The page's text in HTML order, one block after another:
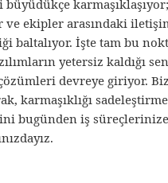
büyüdükçe
ve ekipler arasındaki
baltalıyor. İşte tam bu
yetersiz kaldığı
çözümleri devreye giriyor.
karmaşıklığı
bugünden iş